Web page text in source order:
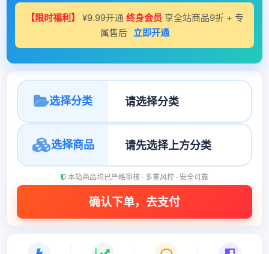
【限时福利】 ¥9.99开通 终身会员 享全站商品9折 + 专
属售后 立即开通
选择分类
选择商品
本站商品均已严格审核 · 多重风控 · 安全可靠